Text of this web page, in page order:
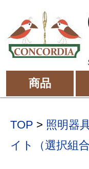
商品
TOP > 照明器
イト（選択組合